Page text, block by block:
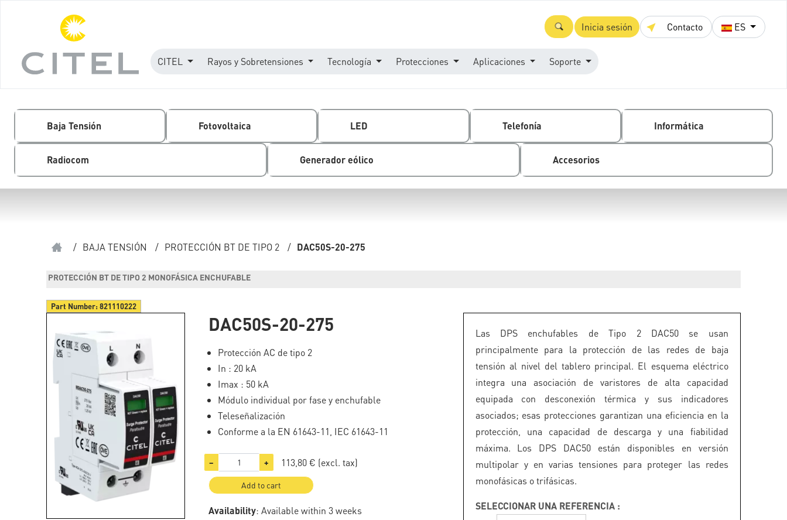
Inicia sesión Contacto ES
CITEL Rayos y Sobretensiones Tecnología Protecciones Aplicaciones Soporte
Baja Tensión Fotovoltaica LED Telefonía Informática
Radiocom Generador eólico Accesorios
/ BAJA TENSIÓN / PROTECCIÓN BT DE TIPO 2 / DAC50S-20-275
PROTECCIÓN BT DE TIPO 2 MONOFÁSICA ENCHUFABLE
Part Number:821110222
DAC50S-20-275
Protección AC de tipo 2
In : 20 kA
Imax : 50 kA
Módulo individual por fase y enchufable
Teleseñalización
Conforme a la EN 61643-11, IEC 61643-11
− + 113,80 € (excl. tax)
Add to cart
Availability: Available within 3 weeks
Las DPS enchufables de Tipo 2 DAC50 se usan
principalmente para la protección de las redes de baja
tensión al nivel del tablero principal. El esquema eléctrico
integra una asociación de varistores de alta capacidad
equipada con desconexión térmica y sus indicadores
asociados; esas protecciones garantizan una eficiencia en la
protección, una capacidad de descarga y una fiabilidad
máxima. Los DPS DAC50 están disponibles en versión
multipolar y en varias tensiones para proteger las redes
monofásicas o trifásicas.
SELECCIONAR UNA REFERENCIA :